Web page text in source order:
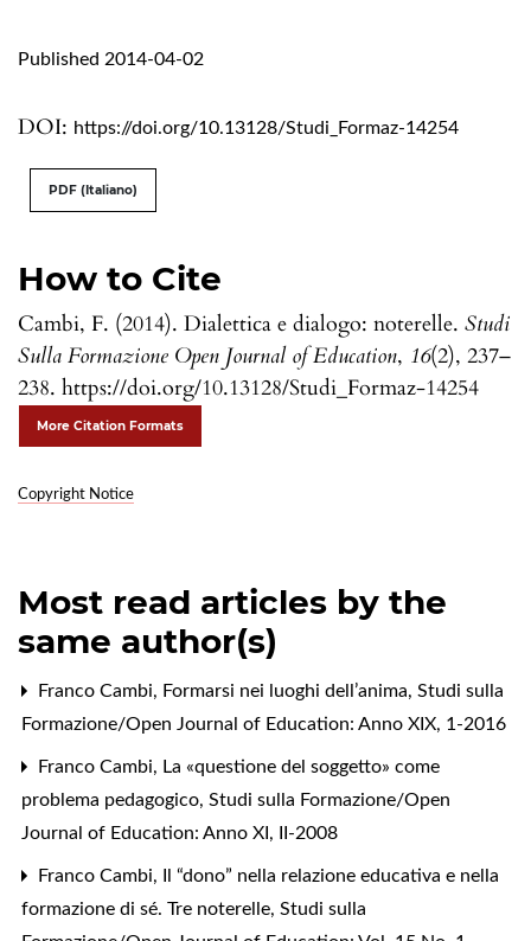
DOI: https://doi.org/10.13128/Studi_Formaz-14254
Published 2014-04-02
How to Cite
Cambi, F. (2014). Dialettica e dialogo: noterelle. Studi
Sulla Formazione Open Journal of Education, 16(2), 237–
238. https://doi.org/10.13128/Studi_Formaz-14254
More Citation Formats
Copyright Notice
PDF (Italiano)
Most read articles by the
same author(s)
Franco Cambi, Formarsi nei luoghi dell’anima, Studi sulla
Formazione/Open Journal of Education: Anno XIX, 1-2016
Franco Cambi, La «questione del soggetto» come
problema pedagogico, Studi sulla Formazione/Open
Journal of Education: Anno XI, II-2008
Franco Cambi,
Il “dono” nella relazione educativa e nella
formazione di sé. Tre noterelle, Studi sulla